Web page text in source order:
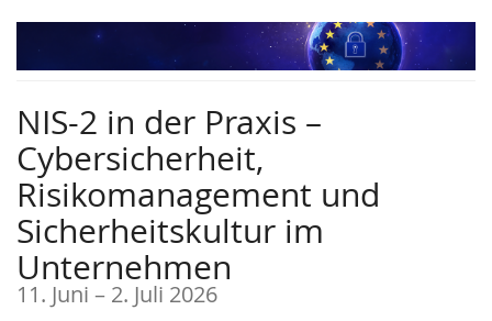
Zum
NIS-2 in der Praxis –
Cybersicherheit,
Risikomanagement und
Sicherheitskultur im
Unternehmen
11. Juni –bis
2. Juli 2026